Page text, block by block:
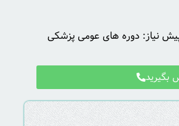
نیاز: دوره های عومی پزشکی
بگیرید